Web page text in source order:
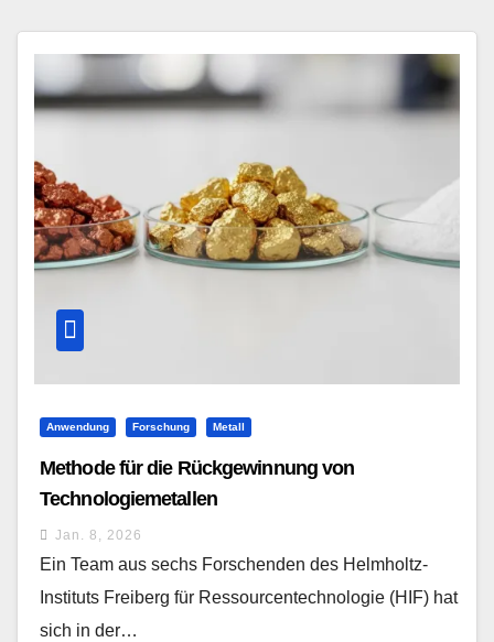
Anwendung Forschung Metall
Methode für die Rückgewinnung von
Technologiemetallen
Jan. 8, 2026
Ein Team aus sechs Forschenden des Helmholtz-
Instituts Freiberg für Ressourcentechnologie (HIF) hat
sich in der…